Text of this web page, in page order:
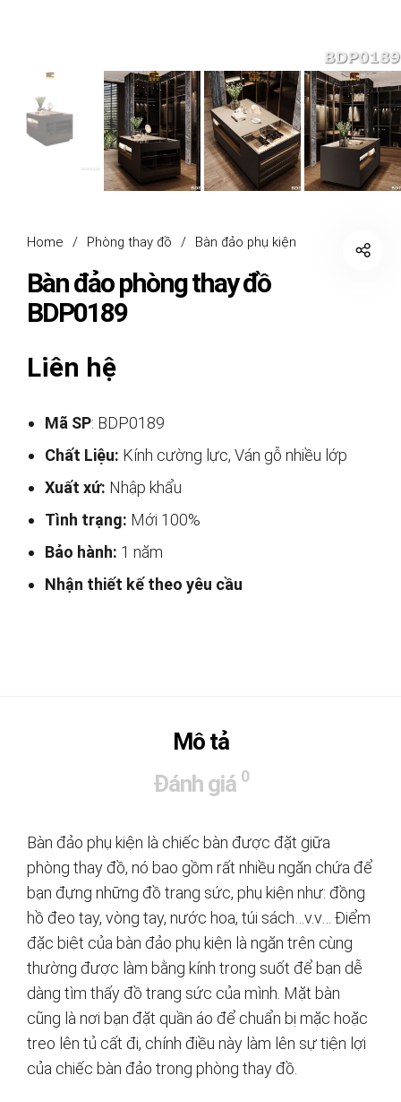
Home / Phòng thay đồ / Bàn đảo phụ kiện
Bàn đảo phòng thay đồ
BDP0189
Liên hệ
Mã SP: BDP0189
Chất Liệu: Kính cường lực, Ván gỗ nhiều lớp
Xuất xứ: Nhập khẩu
Tình trạng: Mới 100%
Bảo hành: 1 năm
Nhận thiết kế theo yêu cầu
Mô tả
Đánh giá 0
Bàn đảo phụ kiện là chiếc bàn được đặt giữa
phòng thay đồ, nó bao gồm rất nhiều ngăn chứa để
bạn đựng những đồ trang sức, phụ kiện như: đồng
hồ đeo tay, vòng tay, nước hoa, túi sách…v.v… Điểm
đặc biệt của bàn đảo phụ kiện là ngăn trên cùng
thường được làm bằng kính trong suốt để bạn dễ
dàng tìm thấy đồ trang sức của mình. Mặt bàn
cũng là nơi bạn đặt quần áo để chuẩn bị mặc hoặc
treo lên tủ cất đi, chính điều này làm lên sự tiện lợi
của chiếc bàn đảo trong phòng thay đồ.